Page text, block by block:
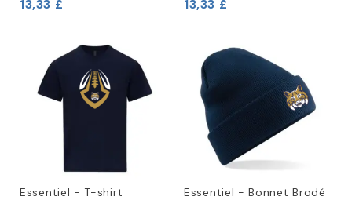
13,33 £ 13,33 £
Essentiel - T-shirt
Essentiel - Bonnet Brodé